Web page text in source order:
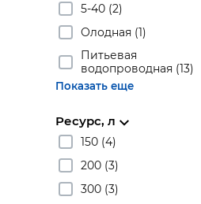
5-40 (2)
Олодная (1)
Питьевая
водопроводная (13)
Показать еще
Ресурс, л
150 (4)
200 (3)
300 (3)